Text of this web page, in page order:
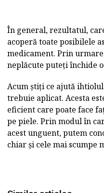
În general, rezultatul,
acoperă toate posibilele
medicament. Prin
neplăcute puteți închide
Acum știți ce ajută
trebuie aplicat. Acesta
eficient care poate face
pe piele. Prin modul în
acest unguent, putem
chiar și cele mai scumpe